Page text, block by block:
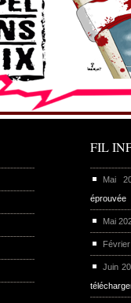
FIL
Mai
éprouvée
Mai
Juin